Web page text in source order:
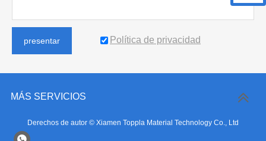
presentar Política de privacidad
MÁS SERVICIOS
Derechos de autor © Xiamen Toppla Material Technology Co., Ltd
